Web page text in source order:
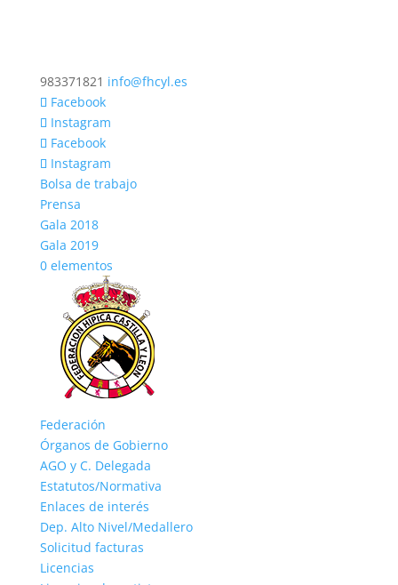
983371821 info@fhcyl.es
Facebook
Instagram
Facebook
Instagram
Bolsa de trabajo
Prensa
Gala 2018
Gala 2019
0 elementos
Federación
Órganos de Gobierno
AGO y C. Delegada
Estatutos/Normativa
Enlaces de interés
Dep. Alto Nivel/Medallero
Solicitud facturas
Licencias